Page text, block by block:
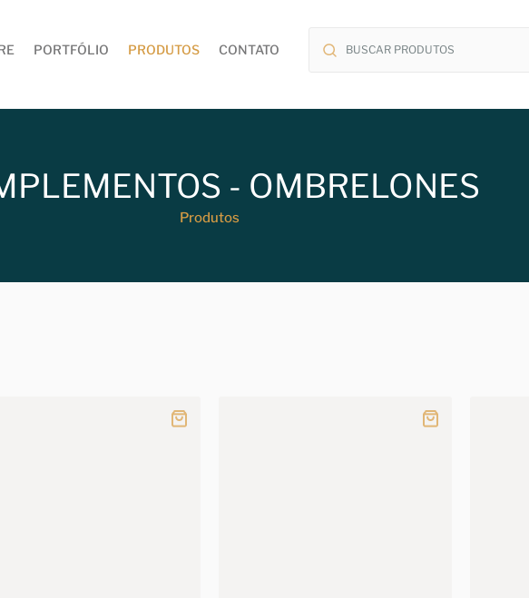
PORTFÓLIO PRODUTOS CONTATO
- OMBRELONES
Produtos